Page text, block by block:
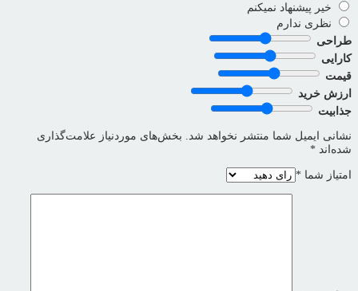
خیر پیشنهاد نمیکنم
نظری ندارم
طراحی
کارایی
قیمت
ارزش خرید
جذابیت
نشانی ایمیل شما منتشر نخواهد شد. بخش‌های موردنیاز علامت‌گذاری
شده‌اند *
امتیاز شما *